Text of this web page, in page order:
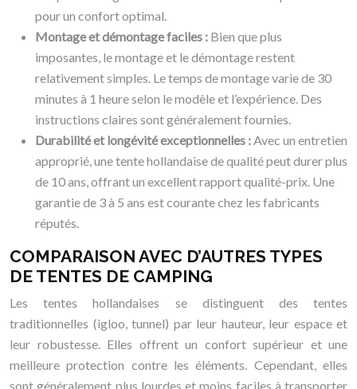
pour un confort optimal.
Montage et démontage faciles : Bien que plus
imposantes, le montage et le démontage restent
relativement simples. Le temps de montage varie de 30
minutes à 1 heure selon le modèle et l’expérience. Des
instructions claires sont généralement fournies.
Durabilité et longévité exceptionnelles :Avec un entretien
approprié, une tente hollandaise de qualité peut durer plus
de 10 ans, offrant un excellent rapport qualité-prix. Une
garantie de 3 à 5 ans est courante chez les fabricants
réputés.
COMPARAISON AVEC D’AUTRES TYPES
DE TENTES DE CAMPING
Les tentes hollandaises se distinguent des tentes
traditionnelles (igloo, tunnel) par leur hauteur, leur espace et
leur robustesse. Elles offrent un confort supérieur et une
meilleure protection contre les éléments. Cependant, elles
sont généralement plus lourdes et moins faciles à transporter